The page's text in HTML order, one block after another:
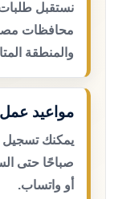
نستقبل
محافظات
والمنطقة
مواعيد عمل
يمكنك تسجيل
صباحًا حتى
أو واتساب.